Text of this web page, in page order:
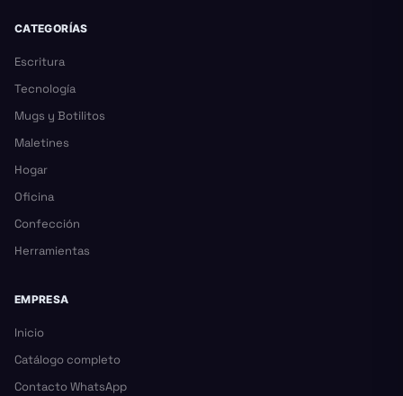
CATEGORÍAS
Escritura
Tecnología
Mugs y Botilitos
Maletines
Hogar
Oficina
Confección
Herramientas
EMPRESA
Inicio
Catálogo completo
Contacto WhatsApp